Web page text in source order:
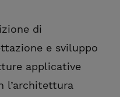
di
e sviluppo
applicative
l’architettura